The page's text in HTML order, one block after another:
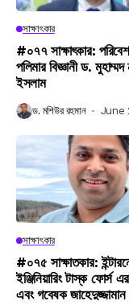
সাক্ষাৎকার
#০৭৭ সাক্ষাৎকার:
পলিমার বিজ্ঞানী ড.
ইসলাম
ড. মশিউর রহমান June
সাক্ষাৎকার
#০৭৫ সাক্ষাতকার:
ইঞ্জিনিয়ারিং টাস্ক ফোর্স
এবং গবেষক